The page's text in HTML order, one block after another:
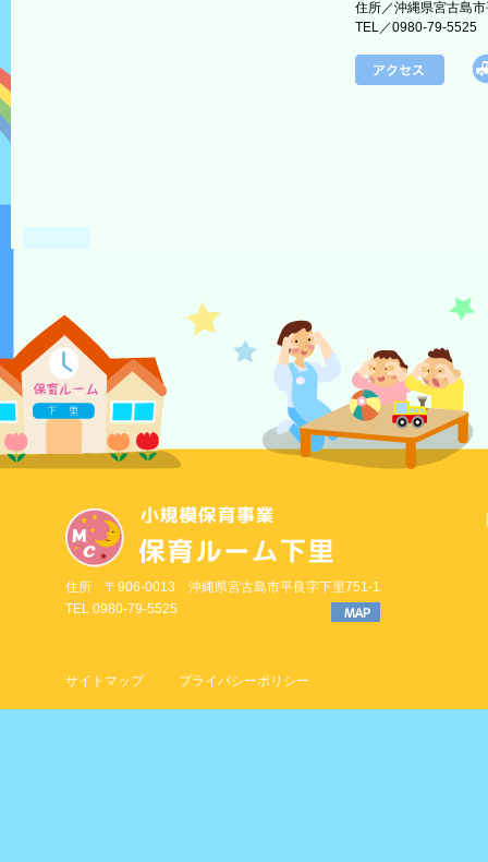
住所／沖縄県宮古島
TEL／0980-79-5525
住所 〒906-0013 沖縄県宮古島市平良字下里751-1
TEL 0980-79-5525
サイトマップ プライバシーポリシー